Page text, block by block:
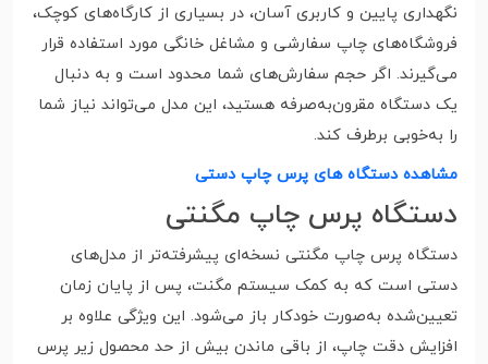
نگهداری پایین و کاربری آسان، در بسیاری از کارگاه‌های کوچک،
فروشگاه‌های چاپ سفارشی و مشاغل خانگی مورد استفاده قرار
می‌گیرند. اگر حجم سفارش‌های شما محدود است و به دنبال
یک دستگاه مقرون‌به‌صرفه هستید، این مدل می‌تواند نیاز شما
را به‌خوبی برطرف کند.
مشاهده دستگاه های پرس چاپ دستی
دستگاه پرس چاپ مگنتی
دستگاه پرس چاپ مگنتی نسخه‌ای پیشرفته‌تر از مدل‌های
دستی است که به کمک سیستم مگنت، پس از پایان زمان
تعیین‌شده به‌صورت خودکار باز می‌شود. این ویژگی علاوه بر
افزایش دقت چاپ، از باقی ماندن بیش از حد محصول زیر پرس